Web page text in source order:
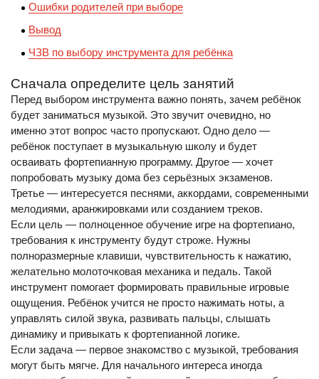
Ошибки родителей при выборе
Вывод
ЧЗВ по выбору инструмента для ребёнка
Сначала определите цель занятий
Перед выбором инструмента важно понять, зачем ребёнок
будет заниматься музыкой. Это звучит очевидно, но
именно этот вопрос часто пропускают. Одно дело —
ребёнок поступает в музыкальную школу и будет
осваивать фортепианную программу. Другое — хочет
попробовать музыку дома без серьёзных экзаменов.
Третье — интересуется песнями, аккордами, современными
мелодиями, аранжировками или созданием треков.
Если цель — полноценное обучение игре на фортепиано,
требования к инструменту будут строже. Нужны
полноразмерные клавиши, чувствительность к нажатию,
желательно молоточковая механика и педаль. Такой
инструмент помогает формировать правильные игровые
ощущения. Ребёнок учится не просто нажимать ноты, а
управлять силой звука, развивать пальцы, слышать
динамику и привыкать к фортепианной логике.
Если задача — первое знакомство с музыкой, требования
могут быть мягче. Для начального интереса иногда